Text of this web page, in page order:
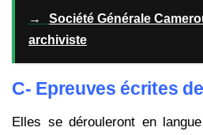
→
Société Générale
archiviste
C- Epreuves écrites
Elles se dérouleront en